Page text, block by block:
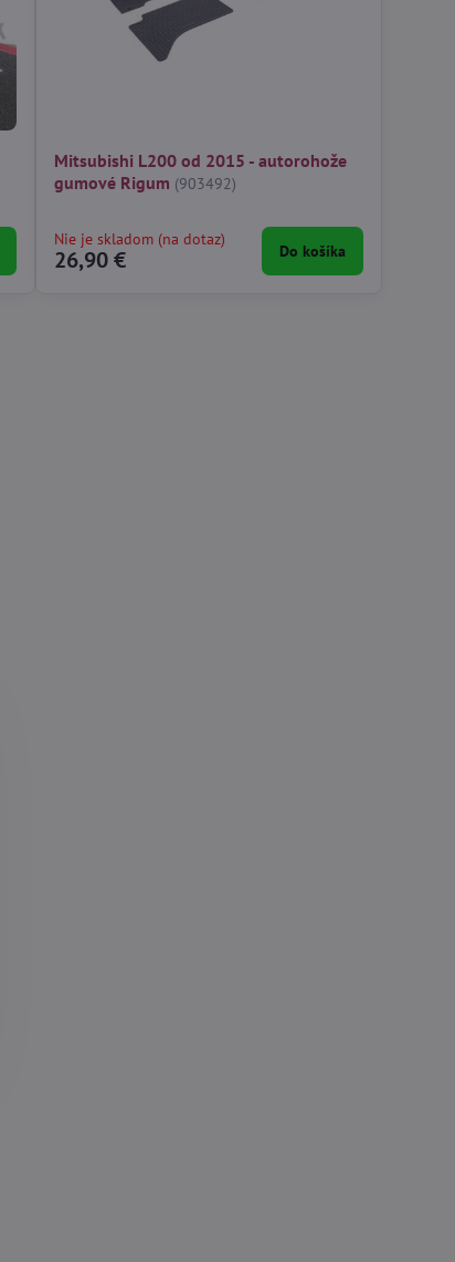
Mitsubishi L200 od 2015 - autorohože
gumové Rigum (903492)
Nie je skladom (na dotaz)
26,90 € Do košíka